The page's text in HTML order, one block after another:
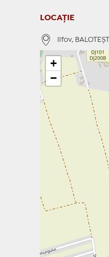
LOCAȚIE
Ilfov, BALOTEŞTI
+
−